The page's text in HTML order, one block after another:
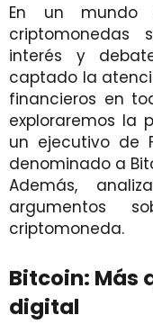
En un mundo
interés y
captado la
financieros en
exploraremos la
un ejecutivo de
denominado a
Además,
argumentos
criptomoneda.
Bitcoin: Más
digital